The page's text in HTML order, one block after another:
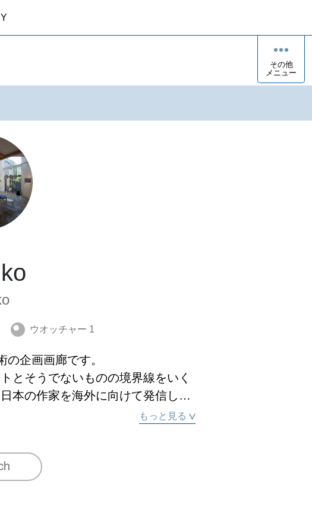
その他
メニュー
ウオッチャー 1
企画画廊です。
とそうでないものの境界線をいく
本の作家を海外に向けて発信し、
来町の名前になりました。
工務店の施工による木造3階建住
もっと見る